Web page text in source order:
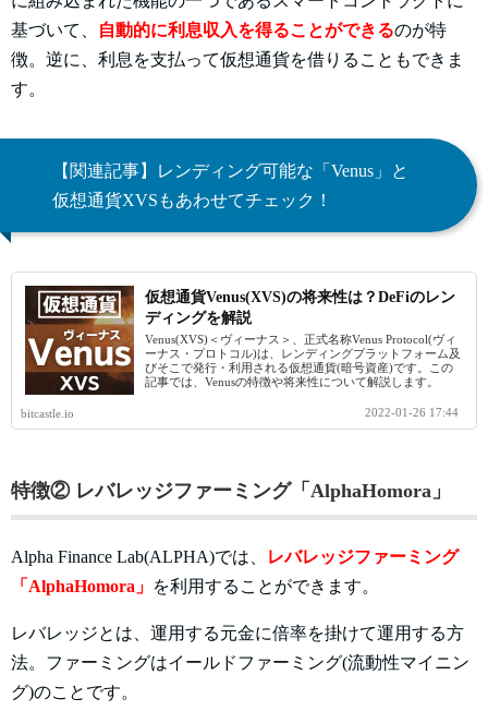
基づいて、
自動的に利息収入を得ることができるのが特
徴。逆に、利息を支払って仮想通貨を借りることもできま
す。
【関連記事】レンディング可能な「Venus」と
仮想通貨XVSもあわせてチェック！
仮想通貨Venus(XVS)の将来性は？DeFiのレン
ディングを解説
Venus(XVS)＜ヴィーナス＞、正式名称Venus Protocol(ヴィ
ーナス・プロトコル)は、レンディングプラットフォーム及
びそこで発行・利用される仮想通貨(暗号資産)です。この
記事では、Venusの特徴や将来性について解説します。
bitcastle.io 2022-01-26 17:44
特徴② レバレッジファーミング「AlphaHomora」
Alpha Finance Lab(ALPHA)では、
レバレッジファーミング
「AlphaHomora」 を利用することができます。
レバレッジとは、運用する元金に倍率を掛けて運用する方
法。ファーミングはイールドファーミング(流動性マイニン
グ)のことです。